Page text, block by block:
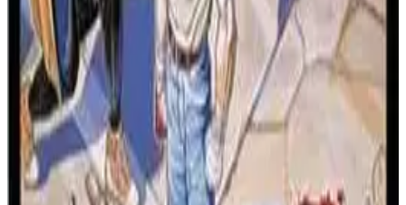
旨在展示世嘉 CD 附加设备的强大性能。当时，超级任天
堂版的《快打旋风》因多项妥协而臭名昭著，尤其是取消
了双人模式、角色盖伊和整张关卡。《快打旋风 CD》修
正了所有这些问题，恢复了完整的英雄阵容和合作玩法，
但最受赞誉的特点是全新编排的 Red Book 音频原声带。
由 T's Music 创作的高品质、激昂的配乐成为本版本的标
志性元素，大幅提升了游戏氛围。
游戏玩法
游戏详情
游戏系列
快打旋风
播放次数
1010
赞